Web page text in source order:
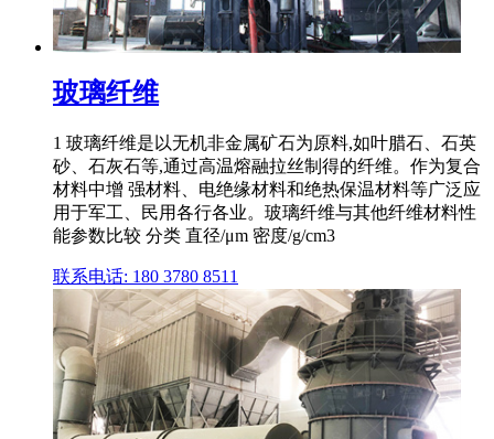
玻璃纤维
1 玻璃纤维是以无机非金属矿石为原料,如叶腊石、石英
砂、石灰石等,通过高温熔融拉丝制得的纤维。作为复合
材料中增 强材料、电绝缘材料和绝热保温材料等广泛应
用于军工、民用各行各业。玻璃纤维与其他纤维材料性
能参数比较 分类 直径/μm 密度/g/cm3
联系电话: 180 3780 8511